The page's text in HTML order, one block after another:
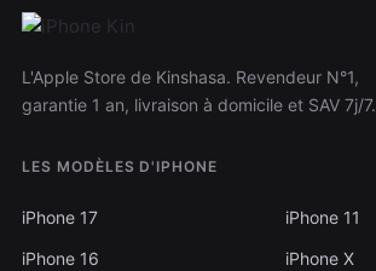
L'Apple Store de Kinshasa. Revendeur N°1,
garantie 1 an, livraison à domicile et SAV 7j/7.
LES MODÈLES D'IPHONE
iPhone 17
iPhone 16
iPhone 11
iPhone X